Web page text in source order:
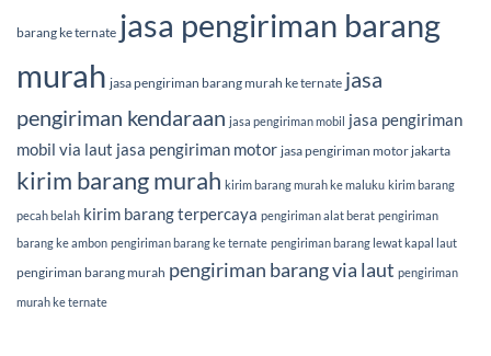
barang ke ternate jasa pengiriman barang
murah jasa pengiriman barang murah ke ternate jasa
pengiriman kendaraan jasa pengiriman mobil
jasa pengiriman
mobil via laut jasa pengiriman motor jasa pengiriman motor jakarta
kirim barang murah kirim barang murah ke maluku kirim barang
pecah belah kirim barang terpercaya pengiriman alat berat pengiriman
barang ke ambon pengiriman barang ke ternate pengiriman barang lewat kapal laut
pengiriman barang murah pengiriman barang via laut pengiriman
murah ke ternate